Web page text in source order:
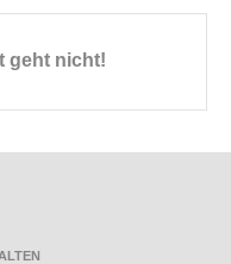
geht nicht!